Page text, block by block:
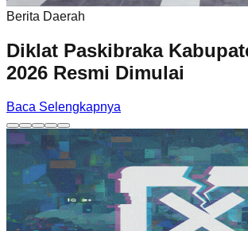
Berita Daerah
Diklat Paskibraka
2026 Resmi Dimulai
Baca Selengkapnya